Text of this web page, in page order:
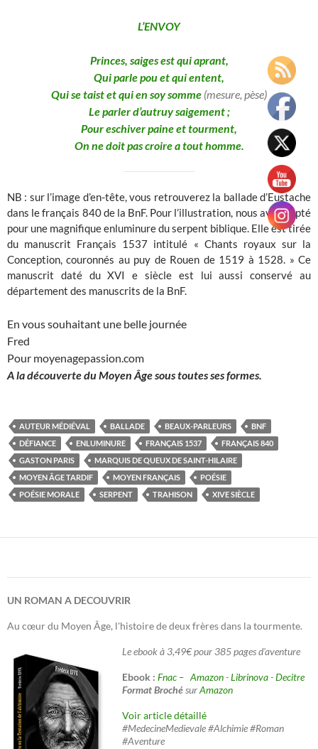
L’ENVOY
Princes, saiges est qui aprant,
Qui parle pou et qui entent,
Qui se taist et qui en soy somme (mesure, pèse)
Le parler d’autruy saigement ;
Pour eschiver paine et tourment,
On ne doit pas croire a tout homme.
NB : sur l’image d’en-tête, vous retrouverez la ballade d’Eustache
dans le français 840 de la BnF. Pour l’illustration, nous avons opté
pour une magnifique enluminure du serpent biblique. Elle est tirée
du manuscrit Français 1537 intitulé « Chants royaux sur la
Conception, couronnés au puy de Rouen de 1519 à 1528. » Ce
manuscrit daté du XVI e siècle est lui aussi conservé au
département des manuscrits de la BnF.
En vous souhaitant une belle journée
Fred
Pour moyenagepassion.com
A la découverte du Moyen Âge sous toutes ses formes.
AUTEUR MÉDIÉVAL BALLADE BEAUX-PARLEURS
BNF
DÉFIANCE
ENLUMINURE FRANÇAIS 1537
FRANÇAIS 840
GASTON PARIS
MARQUIS DE QUEUX DE SAINT-HILAIRE
MOYEN ÂGE TARDIF
MOYEN FRANÇAIS
POÉSIE
POÉSIE MORALE
SERPENT TRAHISON XIVE SIÈCLE
UN ROMAN A DECOUVRIR
Au cœur du Moyen Âge, l'histoire de deux frères dans la tourmente.
Le ebook à 3,49€ pour 385 pages d'aventure
Ebook : Fnac – Amazon-Librinova-Decitre
Format BrochésurAmazon
Voir article détaillé
#MedecineMedievale #Alchimie #Roman
#Aventure